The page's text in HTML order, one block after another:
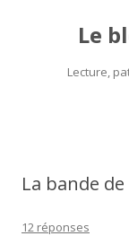
Le
Lecture,
La bande de
12 réponses